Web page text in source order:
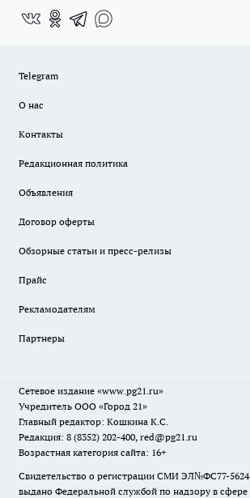
Telegram
О нас
Контакты
Редакционная политика
Объявления
Договор оферты
Обзорные статьи и пресс-релизы
Прайс
Рекламодателям
Партнеры
Сетевое издание «www.pg21.ru»
Учредитель ООО «Город 21»
Главный редактор: Кошкина К.С.
Редакция: 8 (8352) 202-400, red@pg21.ru
Возрастная категория сайта: 16+
Свидетельство о регистрации СМИ ЭЛ№ФС77-
выдано Федеральной службой по надзору в сфере